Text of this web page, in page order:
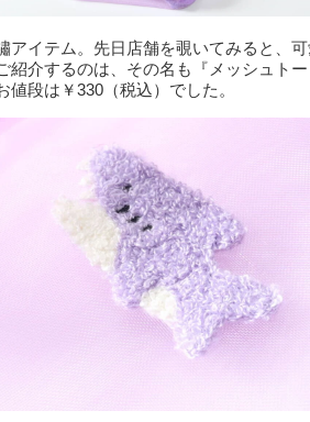
アイテム。先日店舗を覗いてみると、
紹介するのは、その名も『メッシュト
段は￥330（税込）でした。